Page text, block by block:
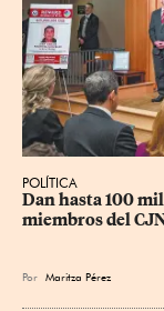
POLÍTICA
Dan hasta 100
miembros del
Por Maritza Pérez